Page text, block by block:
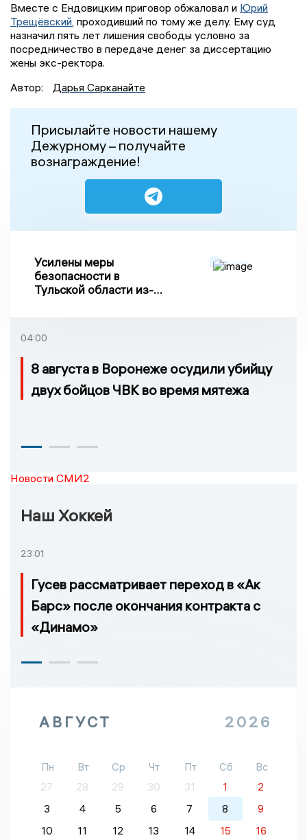
Вместе с Ендовицким приговор обжаловал и Юрий
Трещёвский, проходивший по тому же делу. Ему суд
назначил пять лет лишения свободы условно за
посредничество в передаче денег за диссертацию
жены экс-ректора.
Автор:
Дарья Сарканайте
Присылайте новости нашему
Дежурному – получайте
вознаграждение!
Усилены меры
безопасности в
Тульской области из-за
04:00
8 августа в Воронеже осудили убийцу
двух бойцов ЧВК во время мятежа
Новости СМИ2
Наш Хоккей
23:01
Гусев рассматривает переход в «Ак
Барс» после окончания контракта с
«Динамо»
АВГУСТ 2026
Пн Вт Ср Чт Пт Сб
Вс
27
28 29 30 31 1
2
3
4 5 6 7 8
9
10
11 12 13 14 15 16